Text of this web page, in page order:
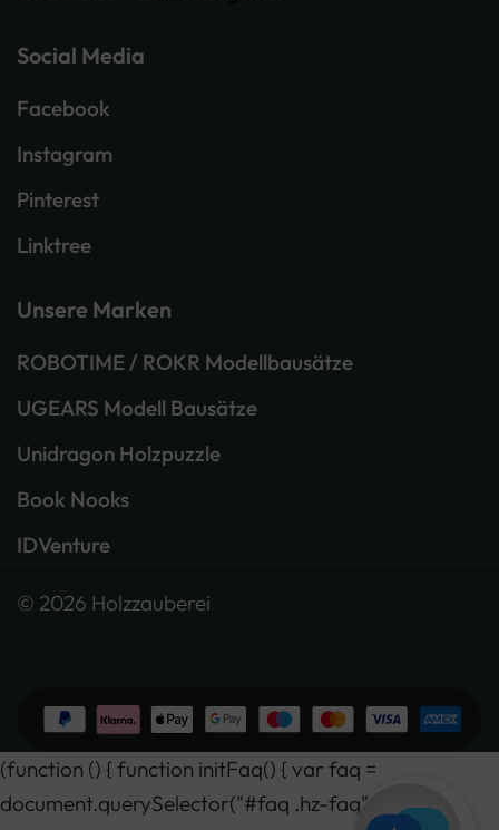
Social Media
Facebook
Instagram
Pinterest
Linktree
Unsere Marken
ROBOTIME / ROKR Modellbausätze
UGEARS Modell Bausätze
Unidragon Holzpuzzle
Book Nooks
IDVenture
© 2026 Holzzauberei
(function () { function initFaq() { var faq =
document.querySelector("#faq .hz-faq"); if (!faq)